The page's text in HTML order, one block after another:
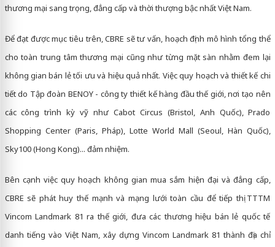
thương mại sang trọng, đẳng cấp và thời thượng bậc nhất Việt Nam.
Để đạt được mục tiêu trên, CBRE sẽ tư vấn, hoạch định mô hình tổng thể
cho toàn trung tâm thương mại cũng như từng mặt sàn nhằm đem lại
không gian bán lẻ tối ưu và hiệu quả nhất. Việc quy hoạch và thiết kế chi
tiết do Tập đoàn BENOY - công ty thiết kế hàng đầu thế giới, nơi tạo nên
các công trình kỳ vỹ như Cabot Circus (Bristol, Anh Quốc), Prado
Shopping Center (Paris, Pháp), Lotte World Mall (Seoul, Hàn Quốc),
Sky100 (Hong Kong)... đảm nhiệm.
Bên cạnh việc quy hoạch không gian mua sắm hiện đại và đẳng cấp,
CBRE sẽ phát huy thế mạnh và mạng lưới toàn cầu để tiếp thị TTTM
Vincom Landmark 81 ra thế giới, đưa các thương hiệu bán lẻ quốc tế
danh tiếng vào Việt Nam, xây dựng Vincom Landmark 81 thành địa chỉ